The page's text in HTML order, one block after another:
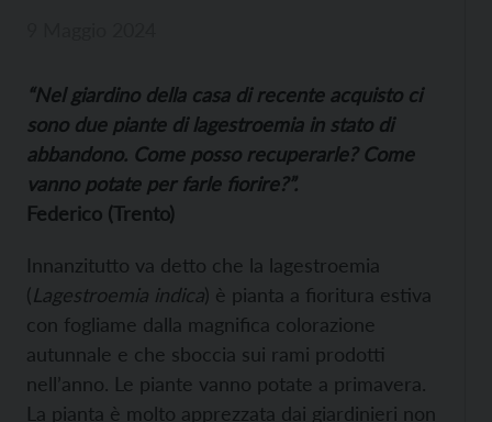
“Nel giardino della casa di recente acquisto ci
sono due piante di lagestroemia in stato di
abbandono. Come posso recuperarle? Come
vanno potate per farle fiorire?”.
Federico (Trento)
Innanzitutto va detto che la lagestroemia
(Lagestroemia indica) è pianta a fioritura estiva
con fogliame dalla magnifica colorazione
autunnale e che sboccia sui rami prodotti
nell’anno. Le piante vanno potate a primavera.
La pianta è molto apprezzata dai giardinieri non